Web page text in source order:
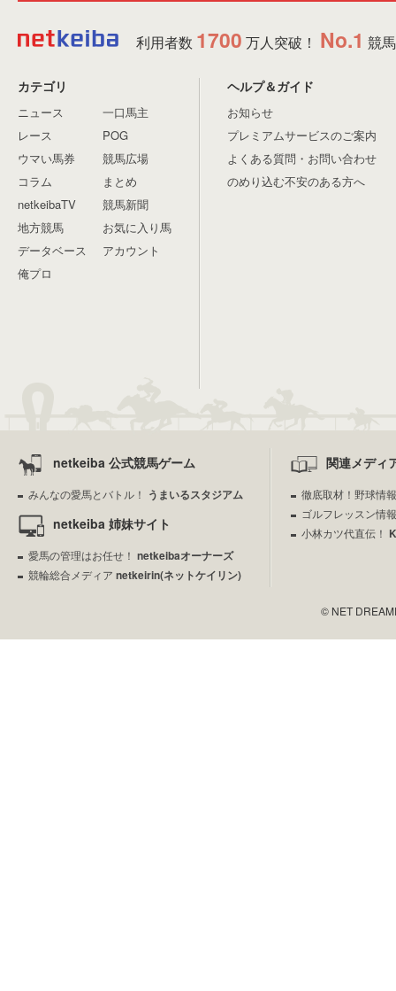
利用者数 1700 万人突破！ No.1 競
カテゴリ
ニュース
レース
ウマい馬券
コラム
netkeibaTV
地方競馬
データベース
俺プロ
一口馬主
POG
競馬広場
まとめ
競馬新聞
お気に入り馬
アカウント
ヘルプ＆ガイド
お知らせ
プレミアムサービスのご案内
よくある質問・お問い合わせ
のめり込む不安のある方へ
netkeiba 公式競馬ゲーム
みんなの愛馬とバトル！ うまいるスタジアム
netkeiba 姉妹サイト
愛馬の管理はお任せ！ netkeibaオーナーズ
競輪総合メディア netkeirin(ネットケイリン)
関連メディ
徹底取材！野球情
ゴルフレッスン情
小林カツ代直伝！
© NET